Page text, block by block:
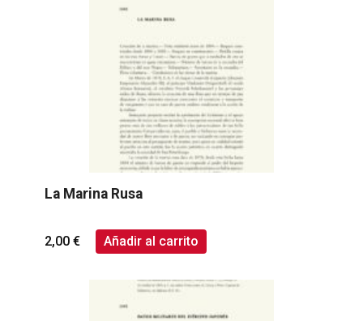
La Marina Rusa
2,00 € Añadir al carrito